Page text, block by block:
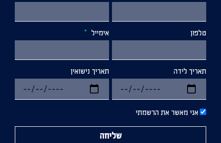
טלפון אימייל
תאריך לידה תאריך נישואין
אני מאשר את הרשמתי
שליחה